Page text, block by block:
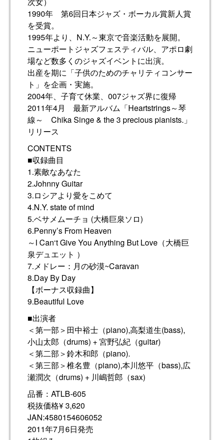
1990年 第6回日本ジャズ・ボーカル賞新人賞
を受賞。
1995年より、N.Y.～東京で音楽活動を展開。
ニューポートジャズフェスティバル、アポロ劇
場など数多くのジャズイベントに出演。
出産を期に「子供のためのチャリティコンサー
ト」を企画・実施。
2004年、子育て休業、007ジャズ界に復帰
2011年4月 最新アルバム「Heartstrings～琴
線～ Chika Singe & the 3 precious pianists.」
リリース
CONTENTS
■収録曲目
1.素敵なあなた
2.Johnny Guitar
3.ロシアより愛をこめて
4.N.Y. state of mind
5.ベサメムーチョ (大橋巨泉ソロ)
6.Penny’s From Heaven
～I Can‘t Give You Anything But Love（大橋巨
泉デュエット ）
7.メドレー：月の砂漠~Caravan
8.Day By Day
【ボーナス収録曲】
9.Beautiful Love
■出演者
＜第一部＞田中裕士（piano),高梨道生(bass),
小山太郎（drums) + 宮野弘紀（guitar)
＜第二部＞鈴木和郎（piano).
＜第三部＞椎名豊（piano),本川悠平（bass),広
瀬潤次（drums) + 川嶋哲郎（sax)
品番：ATLB-605
税抜価格¥ 3,620
JAN:4580154606052
2011年7月6日発売